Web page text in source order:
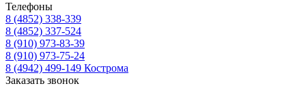
Телефоны
8 (4852) 338-339
8 (4852) 337-524
8 (910) 973-83-39
8 (910) 973-75-24
8 (4942) 499-149 Кострома
Заказать звонок